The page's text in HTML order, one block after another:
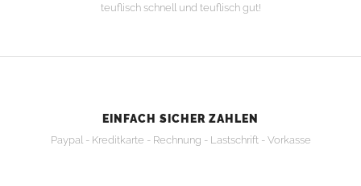
teuflisch schnell und teuflisch gut!
EINFACH SICHER ZAHLEN
Paypal - Kreditkarte - Rechnung - Lastschrift - Vorkasse